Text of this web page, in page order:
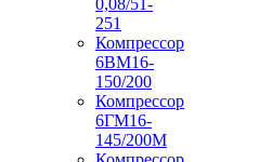
251
Компрессор
6ВМ16-
150/200
Компрессор
6ГМ16-
145/200М